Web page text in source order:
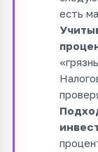
есть